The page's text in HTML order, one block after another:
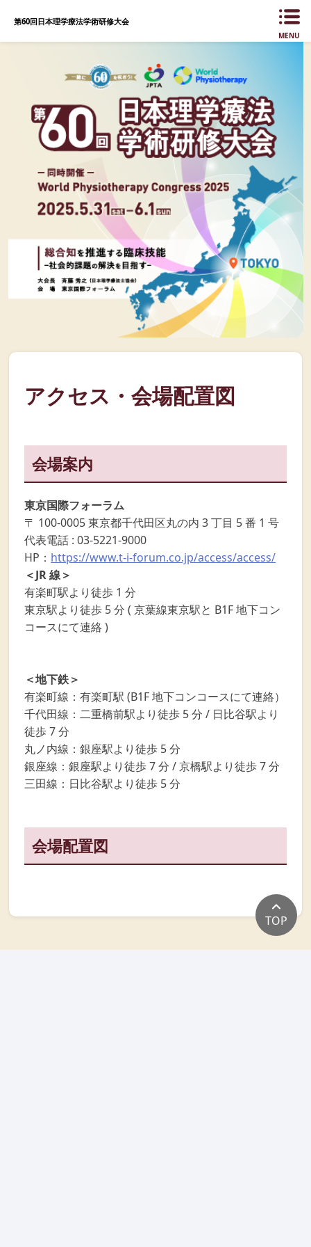
第60回日本理学療法学術研修大会
MENU
アクセス・会場配置図
会場案内
東京国際フォーラム
〒 100-0005 東京都千代田区丸の内 3 丁目 5 番 1 号
代表電話 : 03-5221-9000
HP： https://www.t-i-forum.co.jp/access/access/
＜JR 線＞
有楽町駅より徒歩 1 分
東京駅より徒歩 5 分 ( 京葉線東京駅と B1F 地下コン
コースにて連絡 )
＜地下鉄＞
有楽町線：有楽町駅 (B1F 地下コンコースにて連絡）
千代田線：二重橋前駅より徒歩 5 分 / 日比谷駅より
徒歩 7 分
丸ノ内線：銀座駅より徒歩 5 分
銀座線：銀座駅より徒歩 7 分 / 京橋駅より徒歩 7 分
三田線：日比谷駅より徒歩 5 分
会場配置図
TOP